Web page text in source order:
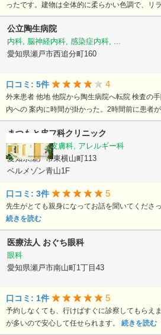
ったです。建物は全体的に柔らかい色調で、リ
公立陶生病院
内科, 脳神経内科, 感染症内科, ...
愛知県瀬戸市西追分町160
口コミ: 5件 4
外来患者 他地 他院から陶生病院へ転院 検査の
内への 案内に時間が掛かった。2時間前に患者
まつもと皮フ科クリニック
皮膚科, 小児皮膚科, アレルギー科
愛知県瀬戸市東横山町113
ベルメゾン青山1F
口コミ: 3件 5
先生がとても親身になってお話を聞いてくださ
続きを読む
医療法人 おぐち眼科
眼科
愛知県瀬戸市南山町1丁目43
口コミ: 1件 5
予約しなくても、行けばすぐに診察してもらえ
が多いので安心して任せられます。 続きを読む